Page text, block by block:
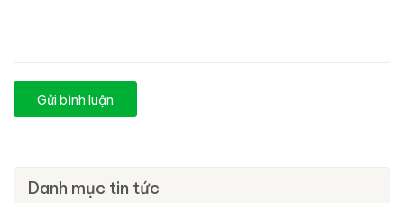
Gửi bình luận
Danh mục tin tức